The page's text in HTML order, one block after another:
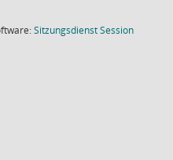
SitzungsdienstSession(Wird in